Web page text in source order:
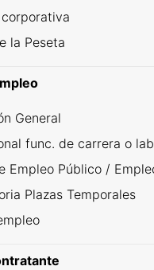
la Peseta
General
func. de carrera o
Empleo Público /
Plazas Temporales